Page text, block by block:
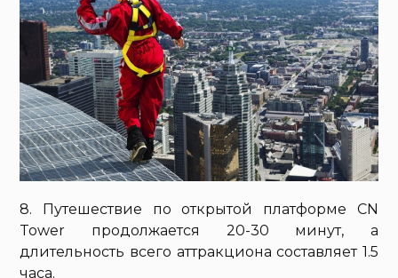
8. Путешествие по открытой платформе CN
Tower продолжается 20-30 минут, а
длительность всего аттракциона составляет 1.5
часа.